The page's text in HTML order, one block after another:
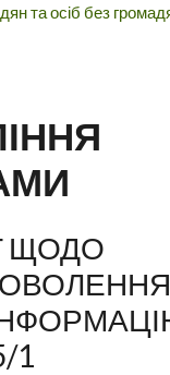
та осіб без
ЩОДО
1